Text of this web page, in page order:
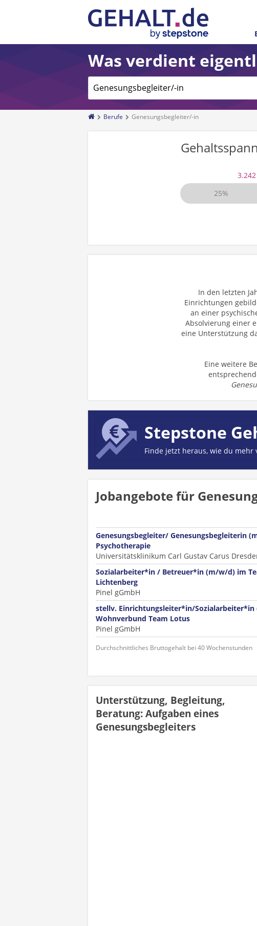
Was verdient
Berufe Genesungsbegleiter/-in
25%
In den letzten
Einrichtungen
an einer
Absolvierung einer
eine Unterstützung
Eine weitere
Stepstone
Finde jetzt heraus, wie du mehr
Jobangebote für
Genesungsbegleiter/ Genesungsbegleiterin
Psychotherapie
Universitätsklinikum Carl Gustav Carus
Sozialarbeiter*in / Betreuer*in (m/w/d) im
Lichtenberg
Pinel gGmbH
stellv. Einrichtungsleiter*in/
Wohnverbund Team Lotus
Pinel gGmbH
Durchschnittliches Bruttogehalt bei 40 Wochenstunden
Unterstützung, Begleitung,
Beratung: Aufgaben eines
Genesungsbegleiters